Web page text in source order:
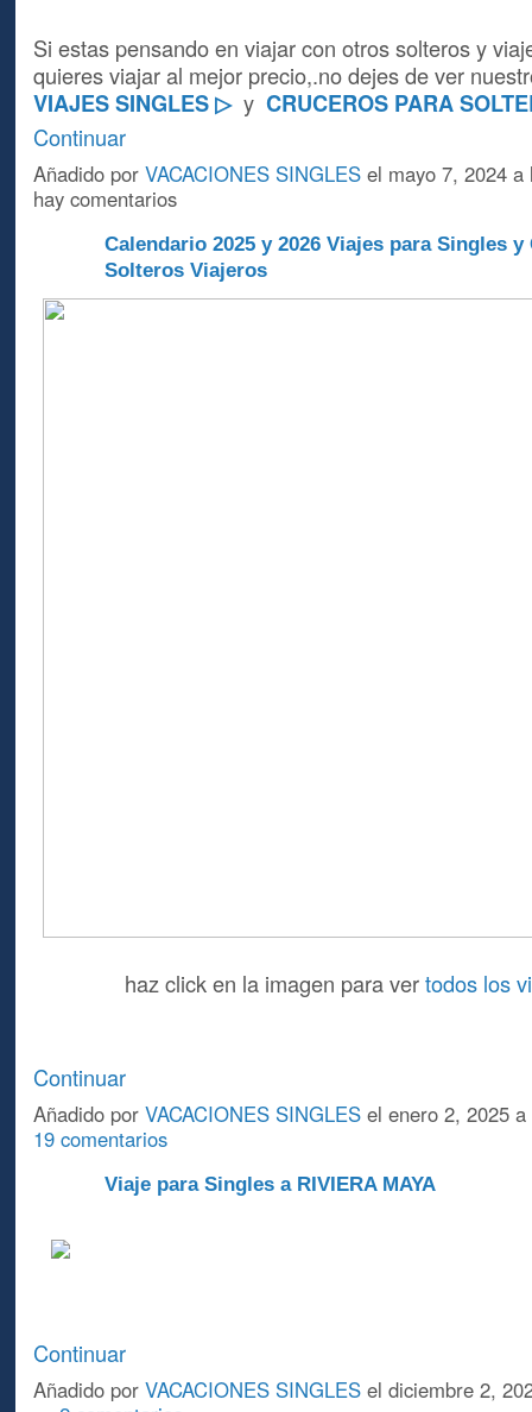
Si estas pensando en viajar con otros solteros y
quieres viajar al mejor precio,.no dejes de ver
VIAJES SINGLES ▷y CRUCEROS PARA
Continuar
Añadido por VACACIONES SINGLESel mayo 7, 2024
hay comentarios
Calendario 2025 y 2026 Viajes para Singles
Solteros Viajeros
haz click en la imagen para vertodos los
Continuar
Añadido por VACACIONES SINGLESel enero 2, 2025
19 comentarios
Viaje para Singles a RIVIERA MAYA
Continuar
Añadido por VACACIONES SINGLESel diciembre 2,